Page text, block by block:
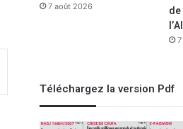
7 août 2026
Téléchargez la version Pdf